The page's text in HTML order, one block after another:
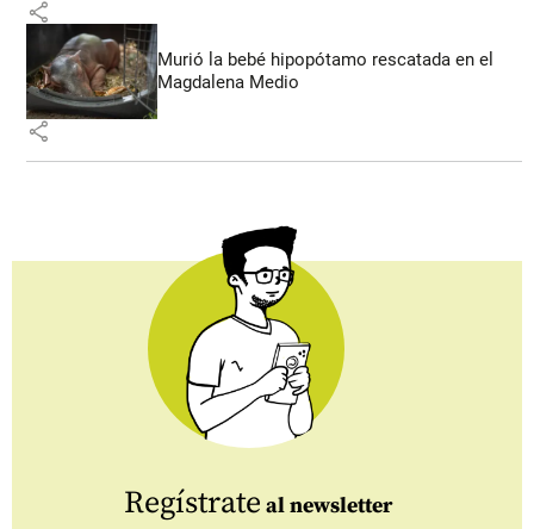
share
Murió la bebé hipopótamo rescatada en el
Magdalena Medio
share
Regístrate al newsletter